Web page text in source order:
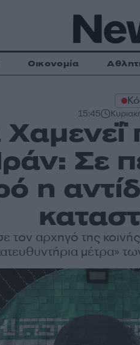
Οικονομία
15:45
Σε
η
τον αρχηγό της κοινής
μέτρα»